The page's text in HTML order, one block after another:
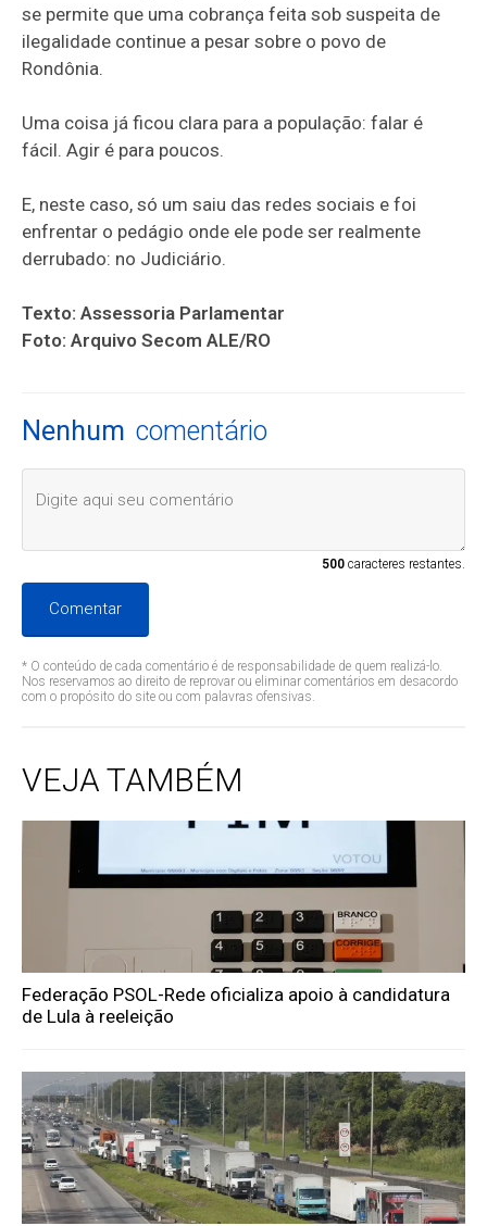
se permite que uma cobrança feita sob suspeita de
ilegalidade continue a pesar sobre o povo de
Rondônia.
Uma coisa já ficou clara para a população: falar é
fácil. Agir é para poucos.
E, neste caso, só um saiu das redes sociais e foi
enfrentar o pedágio onde ele pode ser realmente
derrubado: no Judiciário.
Texto: Assessoria Parlamentar
Foto: Arquivo Secom ALE/RO
Nenhum comentário
500caracteres restantes.
Comentar
* O conteúdo de cada comentário é de responsabilidade de quem realizá-lo.
Nos reservamos ao direito de reprovar ou eliminar comentários em desacordo
com o propósito do site ou com palavras ofensivas.
VEJA TAMBÉM
Federação PSOL-Rede oficializa apoio à candidatura
de Lula à reeleição